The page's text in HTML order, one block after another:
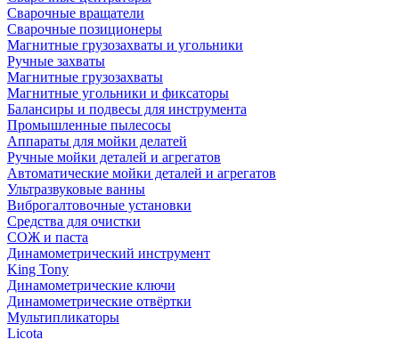
Сварочные вращатели
Сварочные позиционеры
Магнитные грузозахваты и угольники
Ручные захваты
Магнитные грузозахваты
Магнитные угольники и фиксаторы
Балансиры и подвесы для инструмента
Промышленные пылесосы
Аппараты для мойки делатей
Ручные мойки деталей и агрегатов
Автоматические мойки деталей и агрегатов
Ультразвуковые ванны
Виброгалтовочные установки
Средства для очистки
СОЖ и паста
Динамометрический инструмент
King Tony
Динамометрические ключи
Динамометрические отвёртки
Мультипликаторы
Licota